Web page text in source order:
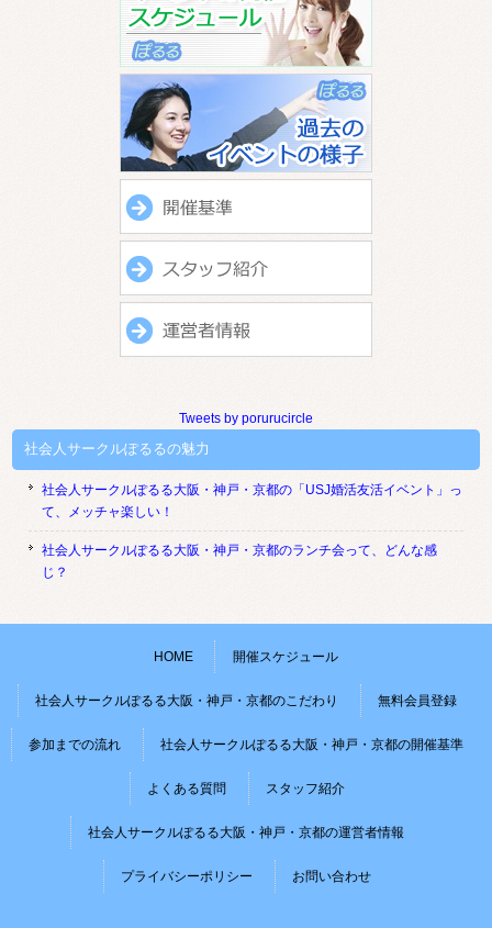
Tweets by porurucircle
社会人サークルぽるるの魅力
社会人サークルぽるる大阪・神戸・京都の「USJ婚活友活イベント」っ
て、メッチャ楽しい！
社会人サークルぽるる大阪・神戸・京都のランチ会って、どんな感
じ？
HOME 開催スケジュール
社会人サークルぽるる大阪・神戸・京都のこだわり 無料会員登録
参加までの流れ 社会人サークルぽるる大阪・神戸・京都の開催基準
よくある質問 スタッフ紹介
社会人サークルぽるる大阪・神戸・京都の運営者情報
プライバシーポリシー お問い合わせ